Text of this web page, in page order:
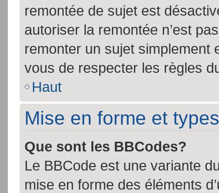
remontée de sujet est
autoriser la remontée n’est
remonter un sujet simplement
vous de respecter les règles
Haut
Mise en forme et
Que sont les BBCodes?
Le BBCode est une variante
mise en forme des éléments